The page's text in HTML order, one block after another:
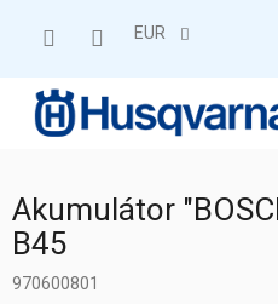
EUR
Akumulátor
B45
970600801